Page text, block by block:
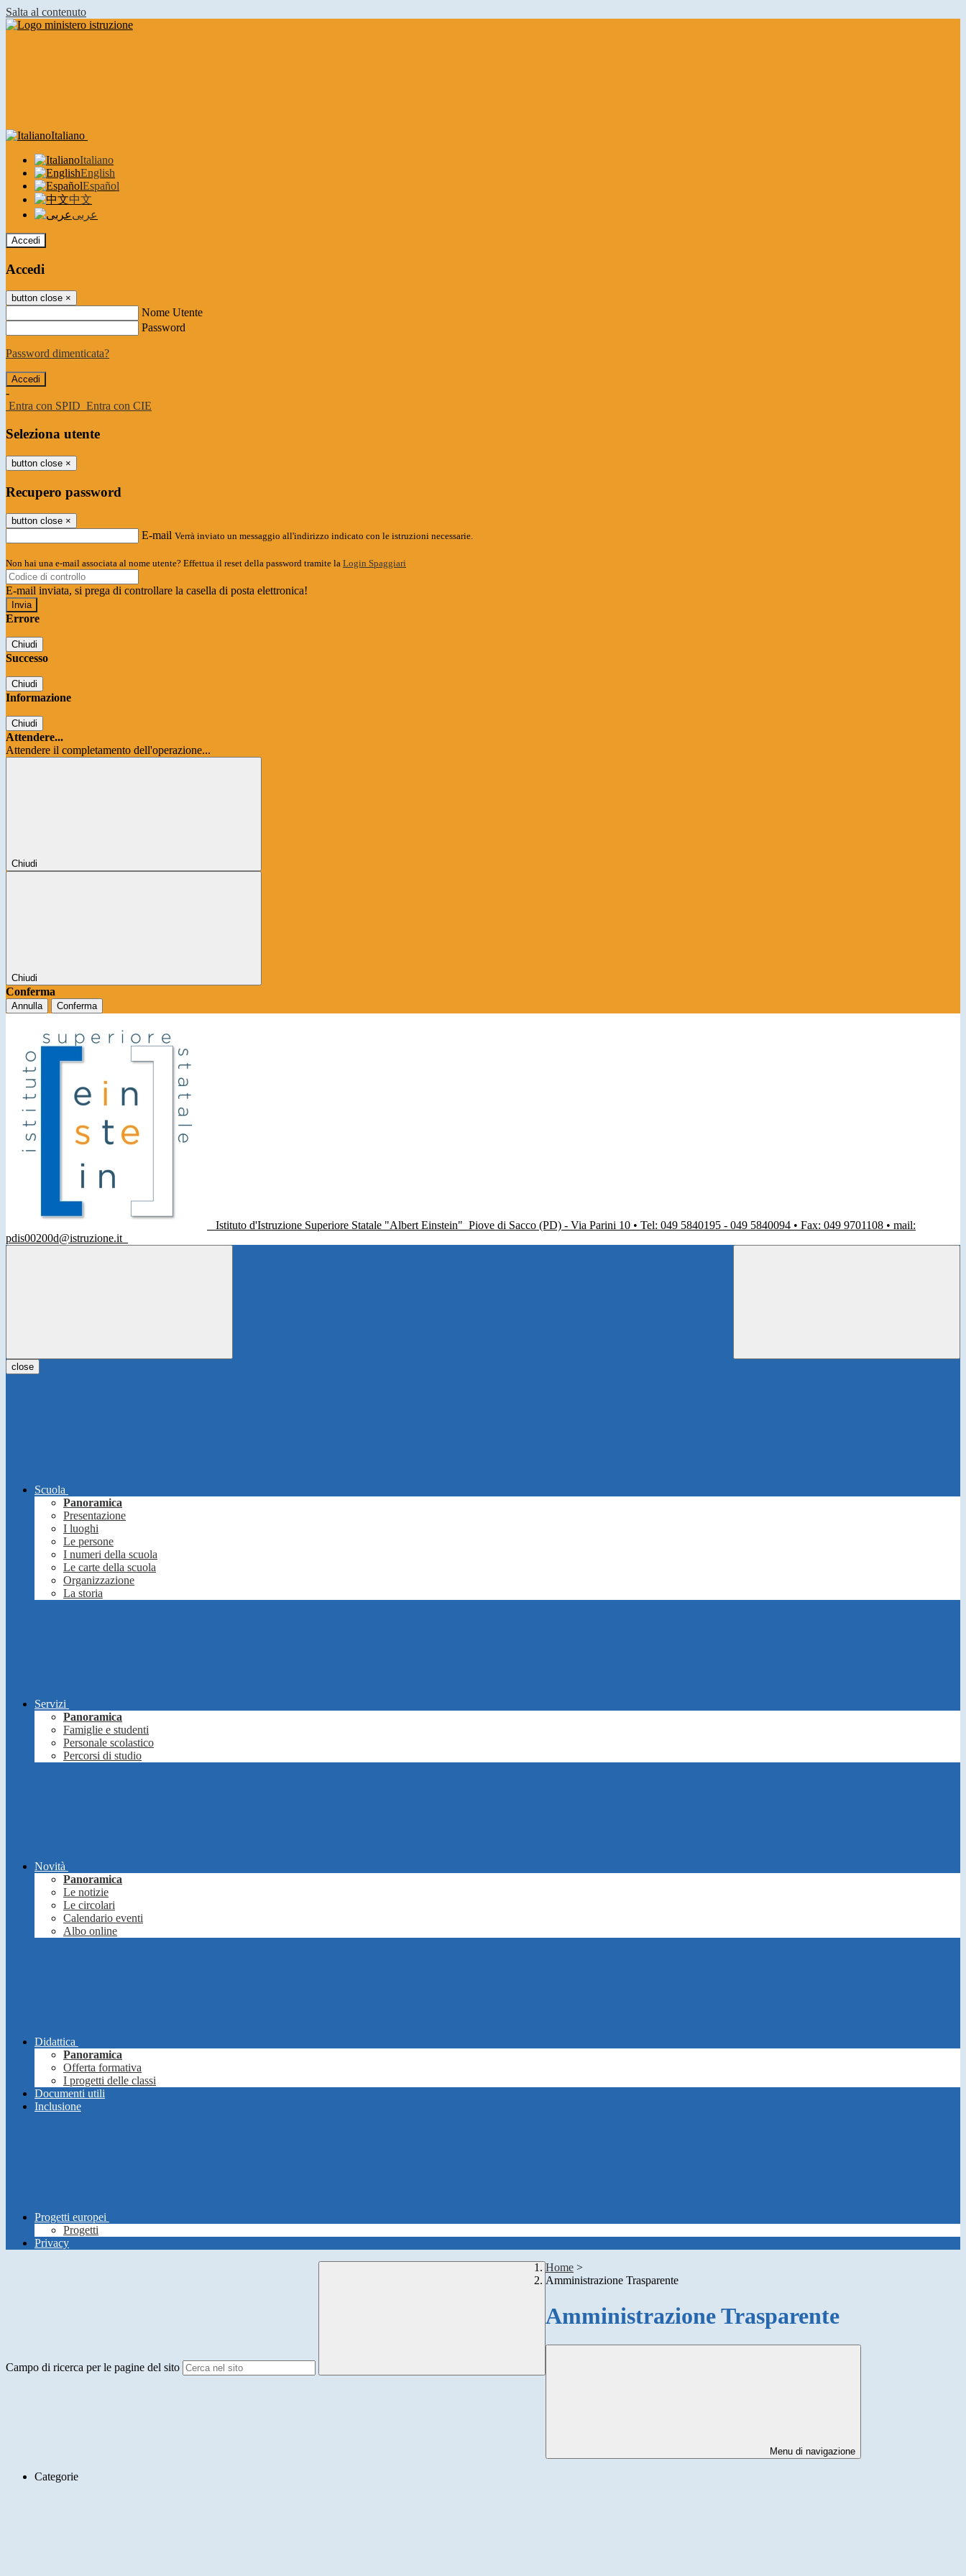
Salta al contenuto
Italiano
Italiano
English
Español
中文
عربى
Accedi
Accedi
button close ×
Nome Utente
Password
Password dimenticata?
-
Entra con SPID Entra con CIE
Seleziona utente
button close ×
Recupero password
button close ×
E-mail Verrà inviato un messaggio all'indirizzo indicato con le istruzioni necessarie.
Non hai una e-mail associata al nome utente? Effettua il reset della password tramite la Login Spaggiari
E-mail inviata, si prega di controllare la casella di posta elettronica!
Errore
Chiudi
Successo
Chiudi
Informazione
Chiudi
Attendere...
Attendere il completamento dell'operazione...
Chiudi
Chiudi
Conferma
Annulla Conferma
Istituto d'Istruzione Superiore Statale "Albert Einstein" Piove di Sacco (PD) - Via Parini 10 • Tel: 049 5840195 - 049 5840094 • Fax: 049 9701108 • mail:
pdis00200d@istruzione.it
close
Scuola
Panoramica
Presentazione
I luoghi
Le persone
I numeri della scuola
Le carte della scuola
Organizzazione
La storia
Servizi
Panoramica
Famiglie e studenti
Personale scolastico
Percorsi di studio
Novità
Panoramica
Le notizie
Le circolari
Calendario eventi
Albo online
Didattica
Panoramica
Offerta formativa
I progetti delle classi
Documenti utili
Inclusione
Progetti europei
Progetti
Privacy
Campo di ricerca per le pagine del sito
Home >
Amministrazione Trasparente
Amministrazione Trasparente
Menu di navigazione
Categorie